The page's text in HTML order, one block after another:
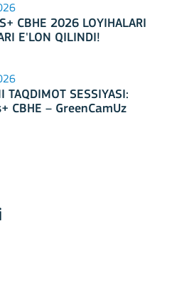
CBHE 2026 LOYIHALARI
E'LON QILINDI!
TAQDIMOT SESSIYASI:
CBHE – GreenCamUz